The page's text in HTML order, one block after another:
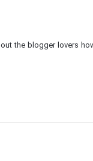
the blogger lovers